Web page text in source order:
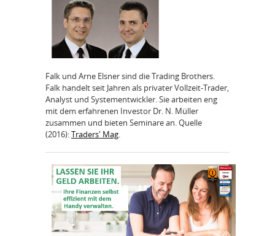
Falk und Arne Elsner sind die Trading Brothers.
Falk handelt seit Jahren als privater Vollzeit-Trader,
Analyst und Systementwickler. Sie arbeiten eng
mit dem erfahrenen Investor Dr. N. Müller
zusammen und bieten Seminare an. Quelle
(2016):Traders' Mag.